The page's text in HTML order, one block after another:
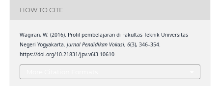
HOW TO CITE
Wagiran, W. (2016). Profil pembelajaran di Fakultas Teknik Universitas
Negeri Yogyakarta. Jurnal Pendidikan Vokasi, 6(3), 346–354.
https://doi.org/10.21831/jpv.v6i3.10610